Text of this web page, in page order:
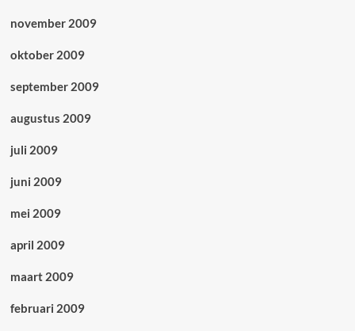
november 2009
oktober 2009
september 2009
augustus 2009
juli 2009
juni 2009
mei 2009
april 2009
maart 2009
februari 2009